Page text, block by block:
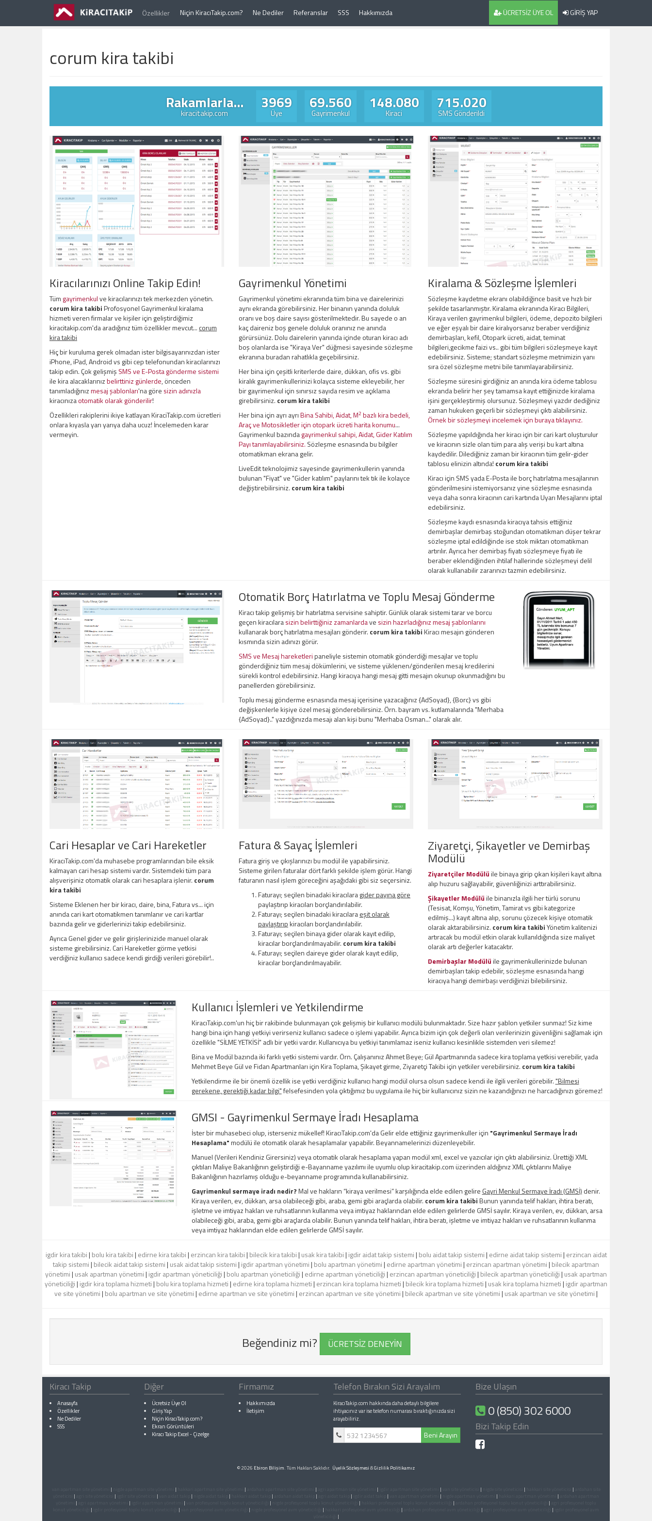
Özellikler Niçin KiracıTakip.com? Ne Dediler Referanslar SSS Hakkımızda ÜCRETSİZ ÜYE OL GİRİŞ YAP
corum kira takibi
Rakamlarla...
kiracitakip.com
3969
Üye
69.560
Gayrimenkul
148.080
Kiraci
715.020
SMS Gönderildi
Kiracılarınızı Online Takip Edin!
Tüm gayrimenkulve kiracılarınızı tek merkezden yönetin.
corum kira takibiProfosyonel Gayrimenkul kiralama
hizmeti veren firmalar ve kişiler için geliştirdiğimiz
kiracitakip.com'da aradığınız tüm özellikler mevcut...corum
kira takibi
Hiç bir kuruluma gerek olmadan ister bilgisayarınızdan ister
iPhone, iPad, Android vs gibi cep telefonundan kiracılarınızı
takip edin. Çok gelişmiş SMS ve E-Posta gönderme sistemi
ile kira alacaklarınızbelirttiniz günlerde, önceden
tanımladığınızmesaj şablonları'na göre sizin adınızla
kiracınızaotomatik olarak gönderilir!
Özellikleri rakiplerini ikiye katlayan KiraciTakip.com ücretleri
onlara kıyasla yarı yarıya daha ucuz! İncelemeden karar
vermeyin.
Gayrimenkul Yönetimi
Gayrimenkul yönetimi ekranında tüm bina ve dairelerinizi
aynı ekranda görebilirsiniz. Her binanın yanında doluluk
oranı ve boş daire sayısı gösterilmektedir. Bu sayede o an
kaç daireniz boş genele doluluk oranınız ne anında
görürsünüz. Dolu dairelerin yanında içinde oturan kiracı adı
boş olanlarda ise "Kiraya Ver" düğmesi sayesinde sözleşme
ekranına buradan rahatlıkla geçebilirsiniz.
Her bina için çeşitli kriterlerde daire, dükkan, ofis vs. gibi
kiralık gayrimenkullerinizi kolayca sisteme ekleyebilir, her
bir gayrimenkul için sınırsız sayıda resim ve açıklama
girebilirsiniz. corum kira takibi
Her bina için ayrı ayrıBina Sahibi, Aidat, M2 bazlı kira bedeli,
Araç ve Motosikletler için otopark ücreti harita konumu...
Gayrimenkul bazındagayrimenkul sahipi, Aidat, Gider Katılım
Payı tanımlayabilirsiniz. Sözleşme esnasında bu bilgiler
otomatikman ekrana gelir.
LiveEdit teknolojimiz sayesinde gayrimenkullerin yanında
bulunan "Fiyat" ve "Gider katılım" paylarını tek tık ile kolayce
değiştirebilirsiniz. corum kira takibi
Kiralama & Sözleşme İşlemleri
Sözleşme kaydetme ekranı olabildiğince basit ve hızlı bir
şekilde tasarlanmıştır. Kiralama ekranında Kiracı Bilgileri,
Kiraya verilen gayrimenkul bilgileri, ödeme, depozito bilgileri
ve eğer eşyalı bir daire kiralıyorsanız beraber verdiğiniz
demirbaşları, kefil, Otopark ücreti, aidat, teminat
bilgileri,gecikme faizi vs.. gibi tüm bilgileri sözleşmeye kayıt
edebilirsiniz. Sisteme; standart sözleşme metnimizin yanı
sıra özel sözleşme metni bile tanımlayarabilirsiniz.
Sözleşme süresini girdiğiniz an anında kira ödeme tablosu
ekranda belirir her şey tamamsa kayıt ettiğinizde kiralama
işini gerçekleştirmiş olursunuz. Sözleşmeyi yazdır dediğiniz
zaman hukuken geçerli bir sözleşmeyi çıktı alabilirsiniz.
Örnek bir sözleşmeyi incelemek için buraya tıklayınız.
Sözleşme yapıldığında her kiracı için bir cari kart oluşturulur
ve kiracının sizle olan tüm para alış verişi bu kart altına
kaydedilir. Dilediğiniz zaman bir kiracının tüm gelir-gider
tablosu elinizin altında! corum kira takibi
Kiracı için SMS yada E-Posta ile borç hatırlatma mesajlarının
gönderilmesini istemiyorsanız yine sözleşme esnasında
veya daha sonra kiracının cari kartında Uyarı Mesajlarını iptal
edebilirsiniz.
Sözleşme kaydı esnasında kiracıya tahsis ettiğiniz
demirbaşlar demirbaş stoğundan otomatikman düşer tekrar
sözleşme iptal edildiğinde ise stok miktarı otomatikman
artırılır. Ayrıca her demirbaş fiyatı sözleşmeye fiyatı ile
beraber eklendiğinden ihtilaf hallerinde sözleşmeyi delil
olarak kullanabilir zararınızı tazmin edebilirsiniz.
Otomatik Borç Hatırlatma ve Toplu Mesaj Gönderme
Kiracı takip gelişmiş bir hatırlatma servisine sahiptir. Günlük olarak sistemi tarar ve borcu
geçen kiracılarasizin belirttiğiniz zamanlardave sizin hazırladığınız mesaj şablonlarını
kullanarak borç hatırlatma mesajları gönderir. corum kira takibiKiracı mesajın gönderen
kısmında sizin adınızı görür.
SMS ve Mesaj hareketleripaneliyle sistemin otomatik gönderdiği mesajlar ve toplu
gönderdiğiniz tüm mesaj dökümlerini, ve sisteme yüklenen/gönderilen mesaj kredilerini
sürekli kontrol edebilirsiniz. Hangi kiracıya hangi mesaj gitti mesajın okunup okunmadığını bu
panellerden görebilirsiniz.
Toplu mesaj gönderme esnasında mesaj içerisine yazacağınız {AdSoyad}, {Borc} vs gibi
değişkenlerle kişiye özel mesaj gönderebilirsiniz. Örn. bayram vs. kutlamalarında "Merhaba
{AdSoyad}.." yazdığınızda mesajı alan kişi bunu "Merhaba Osman..." olarak alır.
Cari Hesaplar ve Cari Hareketler
KiracıTakip.com'da muhasebe programlarından bile eksik
kalmayan cari hesap sistemi vardır. Sistemdeki tüm para
alışverişiniz otomatik olarak cari hesaplara işlenir. corum
kira takibi
Sisteme Eklenen her bir kiracı, daire, bina, Fatura vs... için
anında cari kart otomatikmen tanımlanır ve cari kartlar
bazında gelir ve giderlerinizi takip edebilirsiniz.
Ayrıca Genel gider ve gelir girişlerinizide manuel olarak
sisteme girebilirsiniz. Cari Hareketler görme yetkisi
verdiğiniz kullanıcı sadece kendi girdiği verileri görebilir!..
Fatura & Sayaç İşlemleri
Fatura giriş ve çıkışlarınızı bu modül ile yapabilirsiniz.
Sisteme girilen faturalar dört farklı şekilde işlem görür. Hangi
faturanın nasıl işlem göreceğini aşağıdaki gibi siz seçersiniz.
Faturayı; seçilen binadaki kiracılaragider payına göre
paylaştırıp kiracıları borçlandırılabilir.
Faturayı; seçilen binadaki kiracılaraeşit olarak
paylaştırıpkiracıları borçlandırılabilir.
Faturayı; seçilen binaya gider olarak kayıt edilip,
kiracılar borçlandırılmayabilir. corum kira takibi
Faturayı; seçilen daireye gider olarak kayıt edilip,
kiracılar borçlandırılmayabilir.
Ziyaretçi, Şikayetler ve Demirbaş
Modülü
Ziyaretçiler Modülüile binaya girip çıkan kişileri kayıt altına
alıp huzuru sağlayabilir, güvenliğinizi arttırabilirsiniz.
Şikayetler Modülüile binanızla ilgili her türlü sorunu
(Tesisat, Komşu, Yönetim, Tamirat vs gibi kategorize
edilmiş...) kayıt altına alıp, sorunu çözecek kişiye otomatik
olarak aktarabilirsiniz. corum kira takibiYönetim kalitenizi
artıracak bu modül etkin olarak kullanıldığında size maliyet
olarak artı değerler katacaktır.
Demirbaşlar Modülüile gayrimenkullerinizde bulunan
demirbaşları takip edebilir, sözleşme esnasında hangi
kiracıya hangi demirbaşı verdiğinizi bilebilirsiniz.
Kullanıcı İşlemleri ve Yetkilendirme
KiracıTakip.com'un hiç bir rakibinde bulunmayan çok gelişmiş bir kullanıcı modülü bulunmaktadır. Size hazır şablon yetkiler sunmaz! Siz kime
hangi bina için hangi yetkiyi verirseniz kullanıcı sadece o işlemi yapabilir. Ayrıca bizim için çok değerli olan verilerinizin güvenliğini sağlamak için
özellikle "SİLME YETKİSİ" adlı bir yetki vardır. Kullanıcıya bu yetkiyi tanımlamaz iseniz kullanıcı kesinlikle sistemden veri silemez!
Bina ve Modül bazında iki farklı yetki sistemi vardır. Örn. Çalışanınız Ahmet Beye; Gül Apartmanında sadece kira toplama yetkisi verebilir, yada
Mehmet Beye Gül ve Fidan Apartmanları için Kira Toplama, Şikayet girme, Ziyaretçi Takibi için yetkiler verebilirsiniz. corum kira takibi
Yetkilendirme ile bir önemli özellik ise yetki verdiğiniz kullanıcı hangi modül olursa olsun sadece kendi ile ilgili verileri görebilir."Bilmesi
gerekene, gerektiği kadar bilgi"felsefesinden yola çıktığımız bu uygulama ile hiç bir kullanıcınız sizin ne kazandığınızı ne harcadığınızı göremez!
GMSI - Gayrimenkul Sermaye İradı Hesaplama
İster bir muhasebeci olup, isterseniz mükellef! KiracıTakip.com'da Gelir elde ettiğiniz gayrimenkuller için "Gayrimenkul Sermaye İradı
Hesaplama"modülü ile otomatik olarak hesaplamalar yapabilir. Beyannamelerinizi düzenleyebilir.
Manuel (Verileri Kendiniz Girersiniz) veya otomatik olarak hesaplama yapan modül xml, excel ve yazıcılar için çıktı alabilirsiniz. Ürettiği XML
çıktıları Maliye Bakanlığının geliştirdiği e-Bayanname yazılımı ile uyumlu olup kiracitakip.com üzerinden aldığınız XML çıktılarını Maliye
Bakanlığının hazırlamış olduğu e-beyanname programında kullanabilirsiniz.
Gayrimenkul sermaye iradı nedir?Mal ve hakların “kiraya verilmesi” karşılığında elde edilen gelire Gayri Menkul Sermaye İradı (GMSİ) denir.
Kiraya verilen, ev, dükkan, arsa olabileceği gibi, araba, gemi gibi araçlarda olabilir. corum kira takibiBunun yanında telif hakları, ihtira beratı,
işletme ve imtiyaz hakları ve ruhsatlarının kullanma veya imtiyaz haklarından elde edilen gelirlerde GMSİ sayılır. Kiraya verilen, ev, dükkan, arsa
olabileceği gibi, araba, gemi gibi araçlarda olabilir. Bunun yanında telif hakları, ihtira beratı, işletme ve imtiyaz hakları ve ruhsatlarının kullanma
veya imtiyaz haklarından elde edilen gelirlerde GMSİ sayılır.
igdir kira takibi| bolu kira takibi| edirne kira takibi| erzincan kira takibi| bilecik kira takibi| usak kira takibi| igdir aidat takip sistemi| bolu aidat takip sistemi| edirne aidat takip sistemi| erzincan aidat
takip sistemi| bilecik aidat takip sistemi| usak aidat takip sistemi| igdir apartman yönetimi| bolu apartman yönetimi| edirne apartman yönetimi| erzincan apartman yönetimi| bilecik apartman
yönetimi| usak apartman yönetimi| igdir apartman yöneticiliği| bolu apartman yöneticiliği| edirne apartman yöneticiliği| erzincan apartman yöneticiliği| bilecik apartman yöneticiliği| usak apartman
yöneticiliği| igdir kira toplama hizmeti| bolu kira toplama hizmeti| edirne kira toplama hizmeti| erzincan kira toplama hizmeti| bilecik kira toplama hizmeti| usak kira toplama hizmeti| igdir apartman
ve site yönetimi| bolu apartman ve site yönetimi| edirne apartman ve site yönetimi| erzincan apartman ve site yönetimi| bilecik apartman ve site yönetimi| usak apartman ve site yönetimi|
Beğendiniz mi? ÜCRETSİZ DENEYİN
Kiracı Takip
Anasayfa
Özellikler
Ne Dediler
SSS
Diğer
Ücretsiz Üye Ol
Giriş Yap
Niçin KiracıTakip.com?
Ekran Görüntüleri
Kiracı Takip Excel- Çizelge
Firmamız
Hakkımızda
İletişim
Telefon Bırakın Sizi Arayalım
KiracıTakip.com hakkında daha detaylı bilgilere
ihtiyacınız var ise telefon numarası bıraktığınızda sizi
arayabiliriz.
Beni Arayın
Bize Ulaşın
0 (850) 302 6000
Bizi Takip Edin
© 2026 Ebiron Bilişim. Tüm Hakları Saklıdır. Üyelik Sözleşmesi &Gizlilik Politikamız
| | | | | | | | |
| | | | | | | | | | | |
| | | | | | |
| | | | | | |
|